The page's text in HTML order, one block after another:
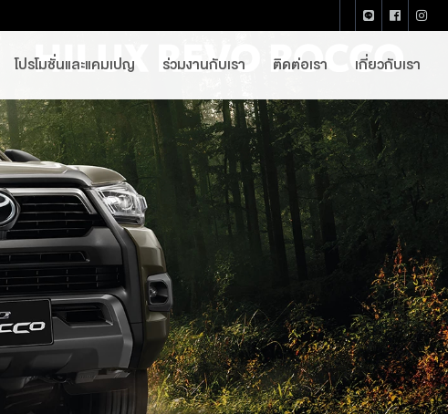
โปรโมชั่นและแคมเปญ ร่วมงานกับเรา ติดต่อเรา เกี่ยวกับเรา